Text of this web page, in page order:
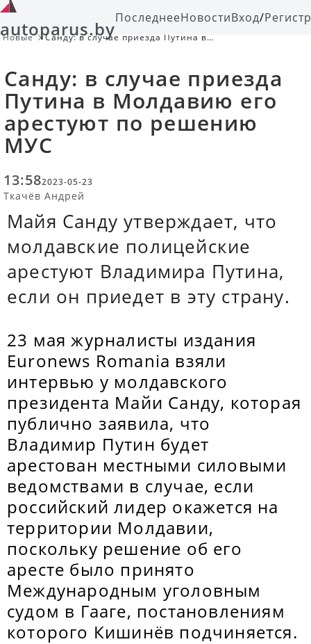
autoparus.byПоследнееНовостиВход/
Новые
Санду: в случае приезда Путина в
Санду: в случае приезда
Путина в Молдавию его
арестуют по решению
МУС
13:582023-05-23
Ткачёв Андрей
Майя Санду утверждает, что
молдавские полицейские
арестуют Владимира Путина,
если он приедет в эту страну.
23 мая журналисты издания
Euronews Romania взяли
интервью у молдавского
президента Майи Санду, которая
публично заявила, что
Владимир Путин будет
арестован местными силовыми
ведомствами в случае, если
российский лидер окажется на
территории Молдавии,
поскольку решение об его
аресте было принято
Международным уголовным
судом в Гааге, постановлениям
которого Кишинёв подчиняется.